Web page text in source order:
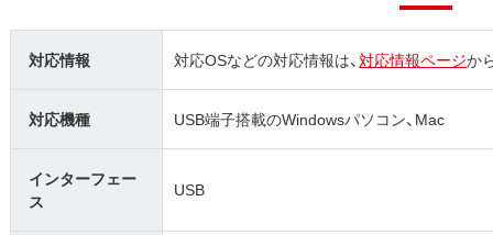
対応情報 対応OSなどの対応情報は、対応情報ページか
対応機種 USB端子搭載のWindowsパソコン、Mac
インターフェー
ス
USB